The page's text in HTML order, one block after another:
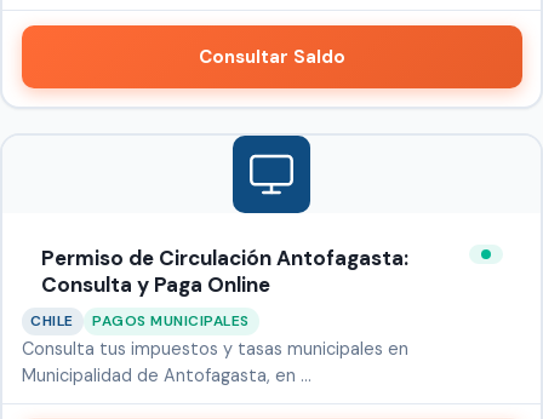
Consultar Saldo
Permiso de Circulación Antofagasta:
Consulta y Paga Online
CHILE PAGOS MUNICIPALES
Consulta tus impuestos y tasas municipales en
Municipalidad de Antofagasta, en …